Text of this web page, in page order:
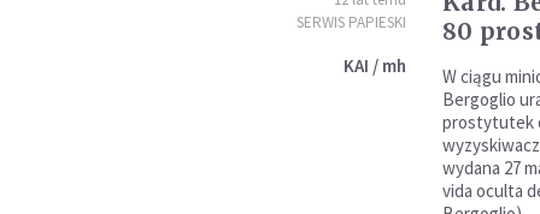
SERWIS PAPIESKI
KAI / mh
80
W ciągu
Bergoglio
prostytutek
wydana 27
vida oculta